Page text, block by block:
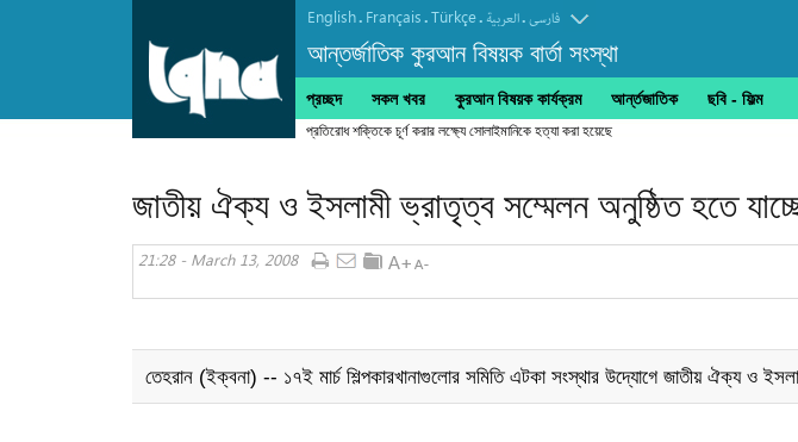
English. Français.Türkçe. العربیة.فارسی
আন্তর্জাতিক কুরআন বিষয়ক বার্তা সংস্থা
প্রচ্ছদ সকল খবর কুরআন বিষয়ক কার্যক্রম আর্ন্তজাতিক ছবি‎ - ফিল্ম
প্রতিরোধ শক্তিকে চূর্ণ করার লক্ষ্যে সোলাইমানিকে হত্যা করা হয়েছে
জাতীয় ঐক্য ও ইসলামী ভ্রাতৃত্ব সম্মেলন অনুষ্ঠিত হতে
21:28 - March 13, 2008
তেহরান (ইক্বনা) -- ১৭ই মার্চ শিল্পকারখানাগুলোর সমিতি এটকা সংস্থার উদ্যোগে জাতীয় ঐক্য ও